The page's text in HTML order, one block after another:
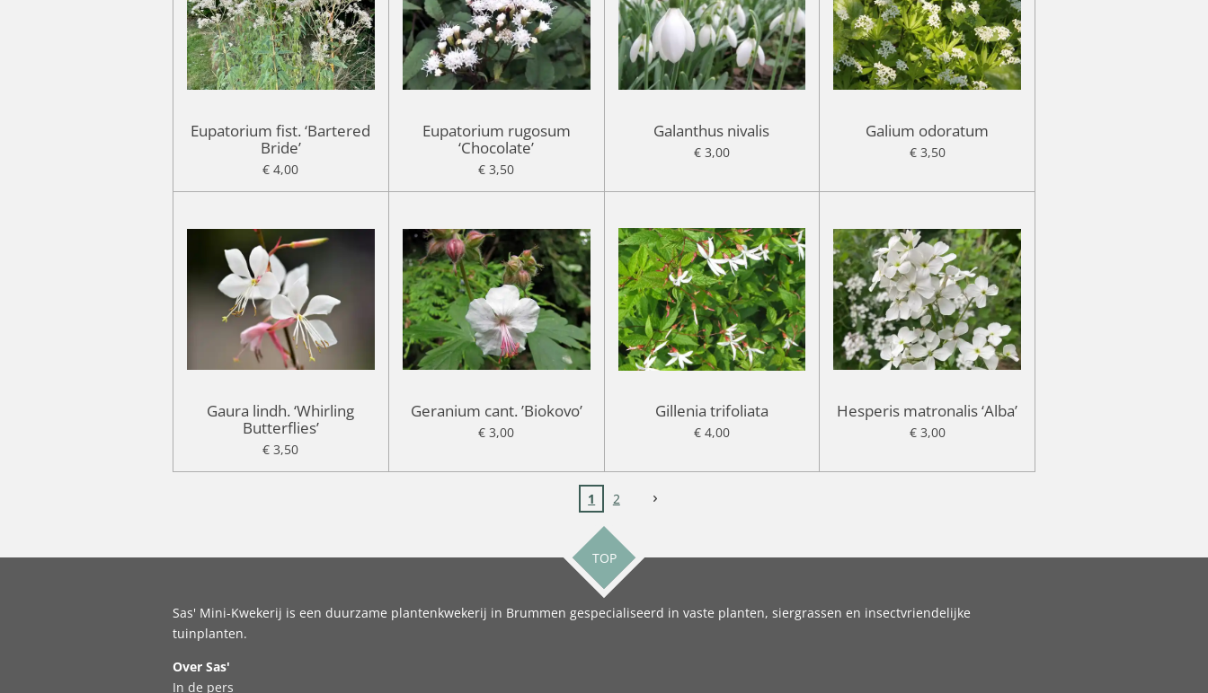
Eupatorium fist. ‘Bartered
Bride’
€ 4,00
Eupatorium rugosum
‘Chocolate’
€ 3,50
Galanthus nivalis
€ 3,00
Galium odoratum
€ 3,50
Gaura lindh. ‘Whirling
Butterflies’
€ 3,50
Geranium cant. ’Biokovo’
€ 3,00
Gillenia trifoliata
€ 4,00
Hesperis matronalis ‘Alba’
€ 3,00
1 2
TOP
Sas' Mini-Kwekerij is een duurzame plantenkwekerij in Brummen gespecialiseerd in vaste planten, siergrassen en insectvriendelijke
tuinplanten.
Over Sas'
In de pers